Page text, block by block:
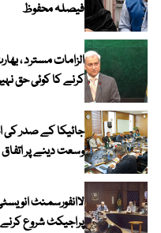
فیصلہ محفوظ
الزامات مسترد ،
کرنے کا کوئی حق
جائیکا کے صدر کی
وسعت دینے پر اتفاق
لاانفورسمنٹ
پراجیکٹ شروع